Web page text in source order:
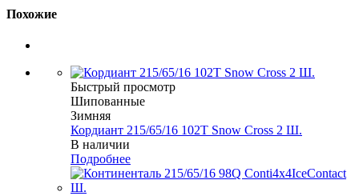
Похожие
Быстрый просмотр
Шипованные
Зимняя
Кордиант 215/65/16 102T Snow Cross 2 Ш.
В наличии
Подробнее